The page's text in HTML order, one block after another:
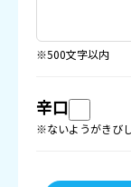
※500文字以内
辛口
※ないようがきび